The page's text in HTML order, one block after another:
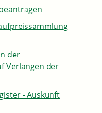
der
Verlangen der
- Auskunft